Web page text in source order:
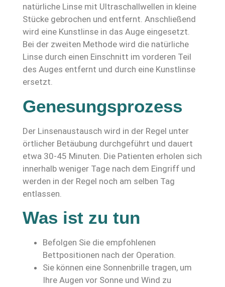
natürliche Linse mit Ultraschallwellen in kleine
Stücke gebrochen und entfernt. Anschließend
wird eine Kunstlinse in das Auge eingesetzt.
Bei der zweiten Methode wird die natürliche
Linse durch einen Einschnitt im vorderen Teil
des Auges entfernt und durch eine Kunstlinse
ersetzt.
Genesungsprozess
Der Linsenaustausch wird in der Regel unter
örtlicher Betäubung durchgeführt und dauert
etwa 30-45 Minuten. Die Patienten erholen sich
innerhalb weniger Tage nach dem Eingriff und
werden in der Regel noch am selben Tag
entlassen.
Was ist zu tun
Befolgen Sie die empfohlenen
Bettpositionen nach der Operation.
Sie können eine Sonnenbrille tragen, um
Ihre Augen vor Sonne und Wind zu